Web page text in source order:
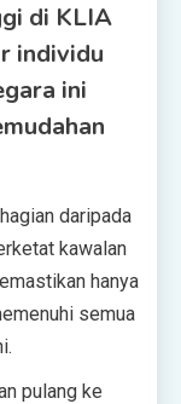
di KLIA
individu
ini
daripada
kawalan
hanya
semua
pulang ke